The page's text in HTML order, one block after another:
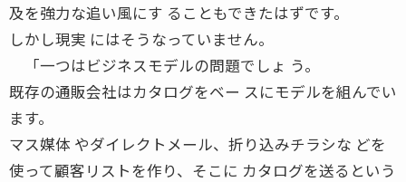
及を強力な追い風にす ることもできたはずです。
しかし現実 にはそうなっていません。
「一つはビジネスモデルの問題でしょ う。
既存の通販会社はカタログをベー スにモデルを組んでい
ます。
マス媒体 やダイレクトメール、折り込みチラシな どを
使って顧客リストを作り、そこに カタログを送るという